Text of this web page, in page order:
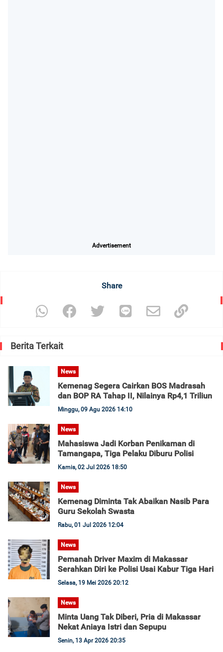
Advertisement
Share
Berita Terkait
News
Kemenag Segera Cairkan BOS Madrasah
dan BOP RA Tahap II, Nilainya Rp4,1 Triliun
Minggu, 09 Agu 2026 14:10
News
Mahasiswa Jadi Korban Penikaman di
Tamangapa, Tiga Pelaku Diburu Polisi
Kamis, 02 Jul 2026 18:50
News
Kemenag Diminta Tak Abaikan Nasib Para
Guru Sekolah Swasta
Rabu, 01 Jul 2026 12:04
News
Pemanah Driver Maxim di Makassar
Serahkan Diri ke Polisi Usai Kabur Tiga Hari
Selasa, 19 Mei 2026 20:12
News
Minta Uang Tak Diberi, Pria di Makassar
Nekat Aniaya Istri dan Sepupu
Senin, 13 Apr 2026 20:35